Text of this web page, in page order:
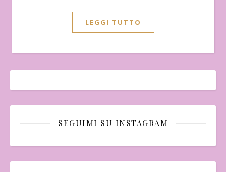
LEGGI TUTTO
SEGUIMI SU INSTAGRAM